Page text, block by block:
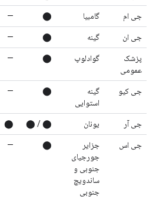
جی ام گامبیا ⬤
—
جی ان گینه ⬤
—
پزشک
عمومی
گوادلوپ ⬤
—
جی کیو
گینه
استوایی
⬤
—
جی آر یونان ⬤ / ⬤
⬤
جی اس
جزایر
جورجیای
جنوبی و
ساندویچ
جنوبی
⬤
—